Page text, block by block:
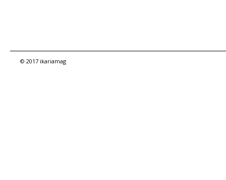
© 2017 ikariamag